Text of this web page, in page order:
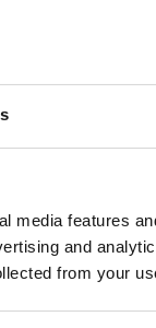
media features
and
from your
når I skal aftale dato.
med andre end
på